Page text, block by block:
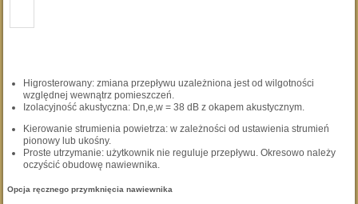
Higrosterowany: zmiana przepływu uzależniona jest od wilgotności
względnej wewnątrz pomieszczeń.
Izolacyjność akustyczna: Dn,e,w = 38 dB z okapem akustycznym.
Kierowanie strumienia powietrza: w zależności od ustawienia strumień
pionowy lub ukośny.
Proste utrzymanie: użytkownik nie reguluje przepływu. Okresowo należy
oczyścić obudowę nawiewnika.
Opcja ręcznego przymknięcia nawiewnika